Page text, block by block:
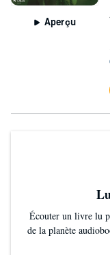
Aperçu
Écouter un livre lu
de la planète